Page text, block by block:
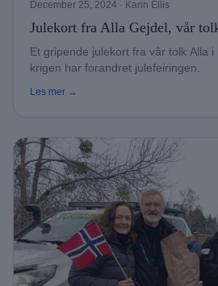
December 25, 2024 · Karin Ellis
Julekort fra Alla Gejdel, vår
Et gripende julekort fra vår tolk Alla
krigen har forandret julefeiringen.
Les mer →